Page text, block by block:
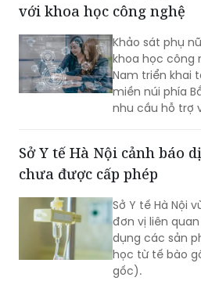
với khoa học công nghệ
Khảo sát phụ
khoa học công
Nam triển khai
miền núi phía
nhu cầu hỗ trợ
Sở Y tế Hà Nội cảnh báo
chưa được cấp phép
Sở Y tế Hà Nội
đơn vị liên
dụng các sản
học từ tế bào
gốc).